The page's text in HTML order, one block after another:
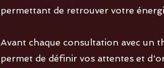
permettant de retrouver votre
Avant chaque consultation avec un
permet de définir vos attentes et